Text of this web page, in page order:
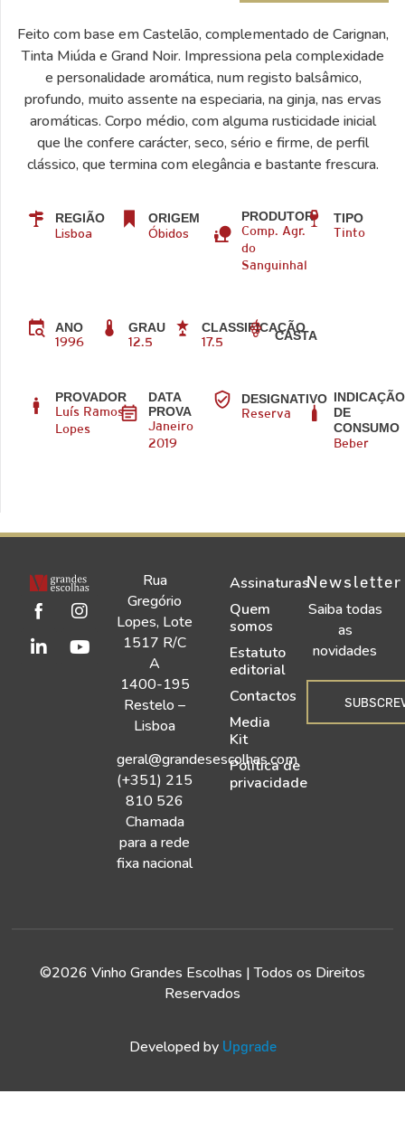
Feito com base em Castelão, complementado de Carignan,
Tinta Miúda e Grand Noir. Impressiona pela complexidade
e personalidade aromática, num registo balsâmico,
profundo, muito assente na especiaria, na ginja, nas ervas
aromáticas. Corpo médio, com alguma rusticidade inicial
que lhe confere carácter, seco, sério e firme, de perfil
clássico, que termina com elegância e bastante frescura.
REGIÃO
Lisboa
ORIGEM
Óbidos
PRODUTOR
Comp. Agr.
do
Sanguinhal
TIPO
Tinto
ANO
1996
GRAU
12.5
CLASSIFICAÇÃO
17.5
CASTA
PROVADOR
Luís Ramos
Lopes
DATA
PROVA
Janeiro
2019
DESIGNATIVO
Reserva
INDICAÇÃO
DE
CONSUMO
Beber
Rua
Gregório
Lopes, Lote
1517 R/C
A
1400-195
Restelo –
Lisboa
geral@grandesescolhas.com
(+351) 215
810 526
Chamada
para a rede
fixa nacional
Assinaturas
Quem
somos
Estatuto
editorial
Contactos
Media
Kit
Política de
privacidade
Newsletter
Saiba todas
as
novidades
©2026 Vinho Grandes Escolhas | Todos os Direitos
Reservados
Developed by Upgrade